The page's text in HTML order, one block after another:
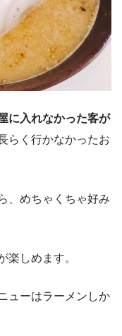
に入れなかった客が
らく行かなかったお
、めちゃくちゃ好み
楽しめます。
ューはラーメンしか